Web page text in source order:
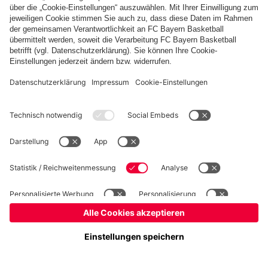
Basketball Frauen Handball Schach Schiedsrichter
Seniorenfußball
Tischtennis
Impressum Datenschutz Nutzungsbedingungen Barrierefreiheit